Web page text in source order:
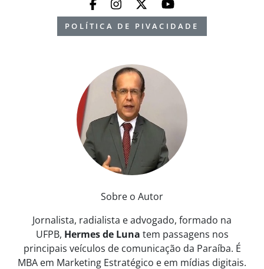
POLÍTICA DE PIVACIDADE
Sobre o Autor
Jornalista, radialista e advogado, formado na
UFPB, Hermes de Luna tem passagens nos
principais veículos de comunicação da Paraíba. É
MBA em Marketing Estratégico e em mídias digitais.